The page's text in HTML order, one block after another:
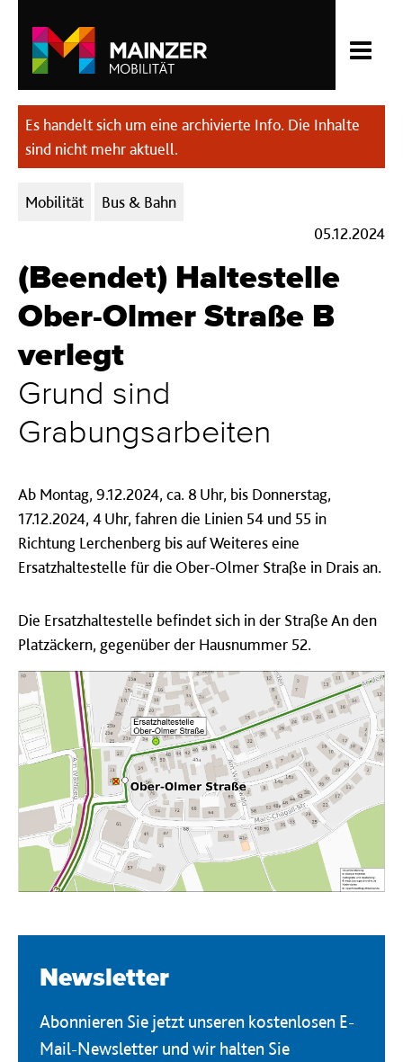
Es handelt sich um eine archivierte Info. Die Inhalte
sind nicht mehr aktuell.
Kategorien:
Mobilität
Bus & Bahn
05.12.2024
(Beendet) Haltestelle
Ober-Olmer Straße B
verlegt
Grund sind
Grabungsarbeiten
Ab Montag, 9.12.2024, ca. 8 Uhr, bis Donnerstag,
17.12.2024, 4 Uhr, fahren die Linien 54 und 55 in
Richtung Lerchenberg bis auf Weiteres eine
Ersatzhaltestelle für die Ober-Olmer Straße in Drais an.
Die Ersatzhaltestelle befindet sich in der Straße An den
Platzäckern, gegenüber der Hausnummer 52.
Newsletter
Abonnieren Sie jetzt unseren kostenlosen E-
Mail-Newsletter und wir halten Sie